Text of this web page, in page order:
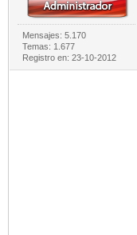
Mensajes: 5.170
Temas: 1.677
Registro en: 23-10-2012